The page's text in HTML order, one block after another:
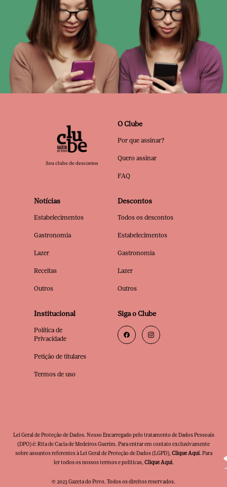
Clube Premia
Seu clube de descontos
O Clube
Por que assinar?
Quero assinar
FAQ
Notícias
Estabelecimentos
Gastronomia
Lazer
Receitas
Outros
Descontos
Todos os descontos
Estabelecimentos
Gastronomia
Lazer
Outros
Institucional
Política de
Privacidade
Petição de titulares
Termos de uso
Siga o Clube
Lei Geral de Proteção de Dados. Nosso Encarregado pelo tratamento de Dados Pessoais
(DPO) é: Rita de Cacia de Medeiros Guerim. Para entrar em contato exclusivamente
sobre assuntos referentes à Lei Geral de Proteção de Dados (LGPD), Clique Aqui. Para
ler todos os nossos termos e políticas, Clique Aqui.
© 2023 Gazeta do Povo. Todos os direitos reservados.